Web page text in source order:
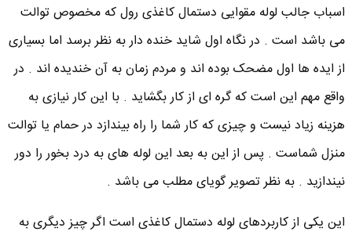
اسباب جالب لوله مقوایی دستمال کاغذی رول که مخصوص توالت
می باشد است . در نگاه اول شاید خنده دار به نظر برسد اما بسیاری
از ایده ها اول مضحک بوده اند و مردم زمان به آن خندیده اند . در
واقع مهم این است که گره ای از کار بگشاید . با این کار نیازی به
هزینه زیاد نیست و چیزی که کار شما را راه بیندازد در حمام یا توالت
منزل شماست . پس از این به بعد این لوله های به درد بخور را دور
نیندازید . به نظر تصویر گویای مطلب می باشد .
این یکی از کاربردهای لوله دستمال کاغذی است اگر چیز دیگری به